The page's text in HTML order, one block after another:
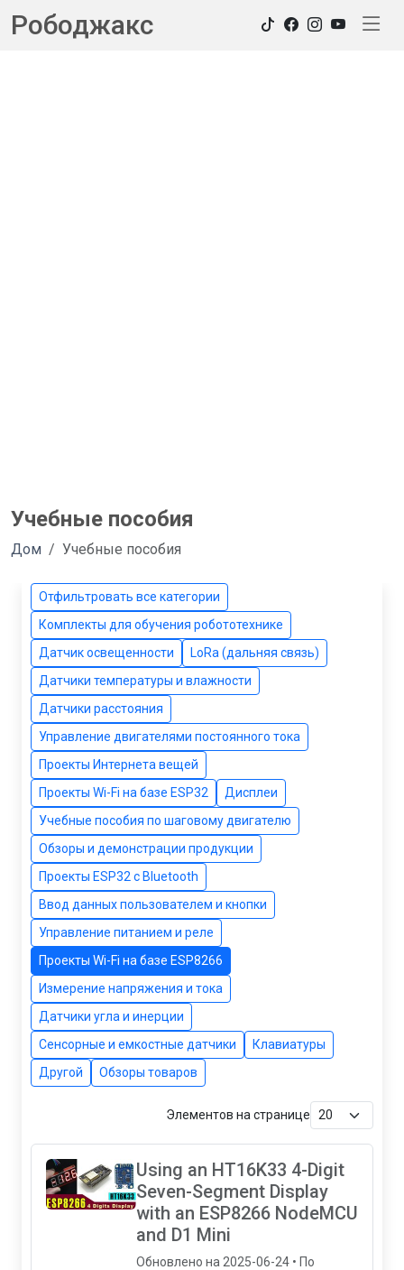
Рободжакс
Учебные пособия
Дом Учебные пособия
Отфильтровать все категории
Комплекты для обучения робототехнике
Датчик освещенности
LoRa (дальняя связь)
Датчики температуры и влажности
Датчики расстояния
Управление двигателями постоянного тока
Проекты Интернета вещей
Проекты Wi-Fi на базе ESP32
Дисплеи
Учебные пособия по шаговому двигателю
Обзоры и демонстрации продукции
Проекты ESP32 с Bluetooth
Ввод данных пользователем и кнопки
Управление питанием и реле
Проекты Wi-Fi на базе ESP8266
Измерение напряжения и тока
Датчики угла и инерции
Сенсорные и емкостные датчики
Клавиатуры
Другой
Обзоры товаров
Элементов на странице
Using an HT16K33 4-Digit
Seven-Segment Display
with an ESP8266 NodeMCU
and D1 Mini
Обновлено на 2025-06-24 • По